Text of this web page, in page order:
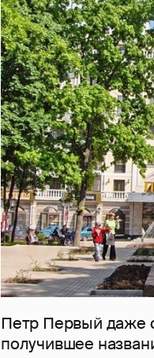
Петр Первый даже
получившее